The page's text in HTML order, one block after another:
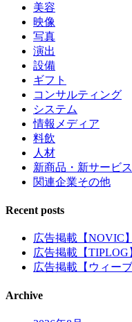
美容
映像
写真
演出
設備
ギフト
コンサルティング
システム
情報メディア
料飲
人材
新商品・新サービス
関連企業その他
Recent posts
広告掲載【NOVIC】
広告掲載【TIPLOG
広告掲載【ウィーブ
Archive